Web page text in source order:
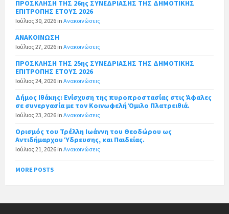
ΠΡΟΣΚΛΗΣΗ ΤΗΣ 26ης ΣΥΝΕΔΡΙΑΣΗΣ ΤΗΣ ΔΗΜΟΤΙΚΗΣ
ΕΠΙΤΡΟΠΗΣ ΕΤΟΥΣ 2026
Ιούλιος 30, 2026 in Ανακοινώσεις
ΑΝΑΚΟΙΝΩΣΗ
Ιούλιος 27, 2026 in Ανακοινώσεις
ΠΡΟΣΚΛΗΣΗ ΤΗΣ 25ης ΣΥΝΕΔΡΙΑΣΗΣ ΤΗΣ ΔΗΜΟΤΙΚΗΣ
ΕΠΙΤΡΟΠΗΣ ΕΤΟΥΣ 2026
Ιούλιος 24, 2026 in Ανακοινώσεις
Δήμος Ιθάκης: Ενίσχυση της πυροπροστασίας στις Άφαλες
σε συνεργασία με τον Κοινωφελή Όμιλο Πλατρειθιά.
Ιούλιος 23, 2026 in Ανακοινώσεις
Ορισμός του Τρέλλη Ιωάννη του Θεοδώρου ως
Αντιδήμαρχου Ύδρευσης, και Παιδείας.
Ιούλιος 21, 2026 in Ανακοινώσεις
MORE POSTS